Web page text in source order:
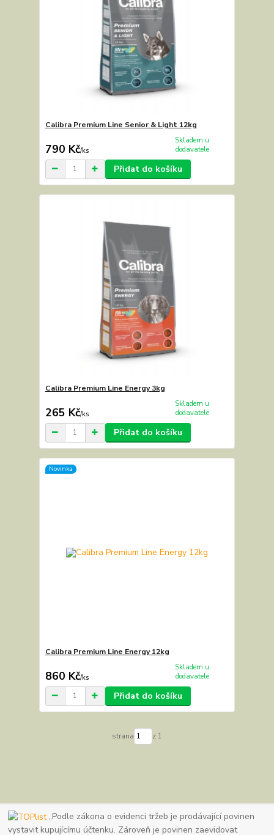
Calibra Premium Line Senior & Light 12kg
790 Kč/ks
Skladem u
dodavatele
Přidat do košíku
Calibra Premium Line Energy 3kg
265 Kč/ks
Skladem u
dodavatele
Přidat do košíku
Novinka
Calibra Premium Line Energy 12kg
860 Kč/ks
Skladem u
dodavatele
Přidat do košíku
strana z 1
„Podle zákona o evidenci tržeb je prodávající povinen
vystavit kupujícímu účtenku. Zároveň je povinen zaevidovat